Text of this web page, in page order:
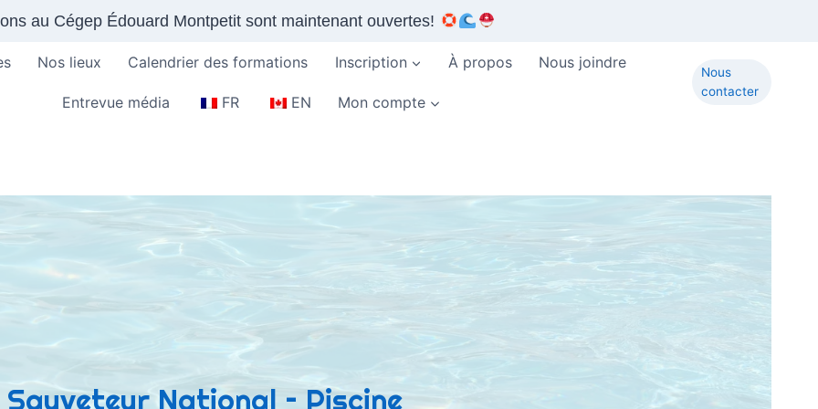
au Cégep Édouard Montpetit sont maintenant ouvertes!
Nos lieux Calendrier des formations Inscription À propos Nous joindre
Entrevue média FR EN Mon compte
Nous
contacter
Sauveteur National – Piscine